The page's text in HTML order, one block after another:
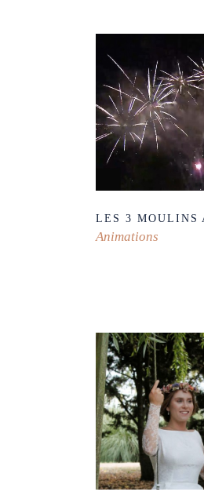
LES 3 MOULINS
Animations